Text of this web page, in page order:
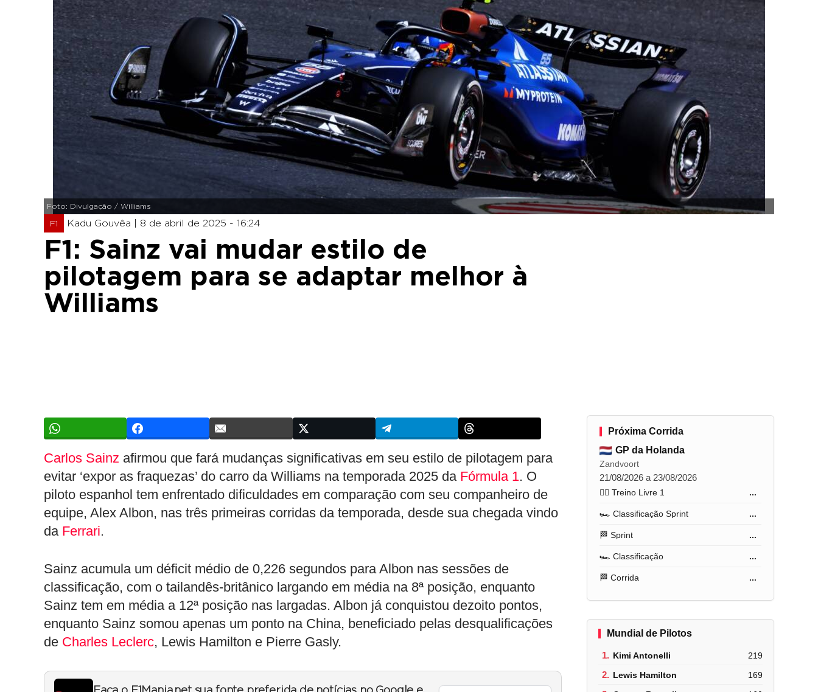
Foto: Divulgação / Williams
F1 Kadu Gouvêa | 8 de abril de 2025 - 16:24
F1: Sainz vai mudar estilo de
pilotagem para se adaptar melhor à
Williams
Carlos Sainz afirmou que fará mudanças significativas em seu estilo de pilotagem para
evitar ‘expor as fraquezas’ do carro da Williams na temporada 2025 da Fórmula 1. O
piloto espanhol tem enfrentado dificuldades em comparação com seu companheiro de
equipe, Alex Albon, nas três primeiras corridas da temporada, desde sua chegada vindo
da Ferrari.
Sainz acumula um déficit médio de 0,226 segundos para Albon nas sessões de
classificação, com o tailandês-britânico largando em média na 8ª posição, enquanto
Sainz tem em média a 12ª posição nas largadas. Albon já conquistou dezoito pontos,
enquanto Sainz somou apenas um ponto na China, beneficiado pelas desqualificações
de Charles Leclerc, Lewis Hamilton e Pierre Gasly.
Próxima Corrida
GP da Holanda
Zandvoort
21/08/2026 a 23/08/2026
🏋️‍♂️ Treino Livre 1 ...
🏎️ Classificação Sprint ...
🏁 Sprint ...
🏎️ Classificação ...
🏁 Corrida ...
Mundial de Pilotos
1. Kimi Antonelli 219
2. Lewis Hamilton 169